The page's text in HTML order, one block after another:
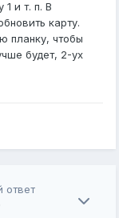
и т. п. В
карту.
планку, чтобы
будет, 2-ух
ответ